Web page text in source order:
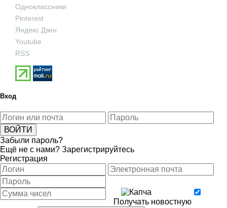
Одноклассники
Pinterest
Яндекс Дзен
Youtube
RSS
Вход
Забыли пароль?
Ещё не с нами? Зарегистрируйтесь
Регистрация
Получать новостную